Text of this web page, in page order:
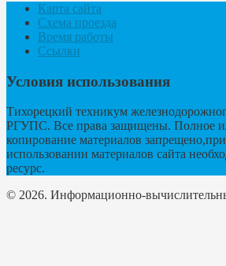
Карта сайта
Схема проезда
Время работы
Ссылки
Условия использования
Тихорецкий техникум
РГУПС. Все права защищены. Полное
копирование материалов
использовании материалов сайта
ресурс.
© 2026. Информационно-